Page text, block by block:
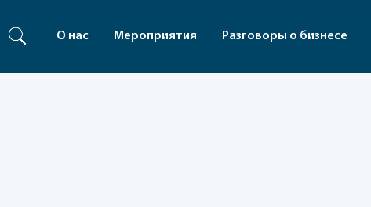
О нас Мероприятия Разговоры о бизнесе